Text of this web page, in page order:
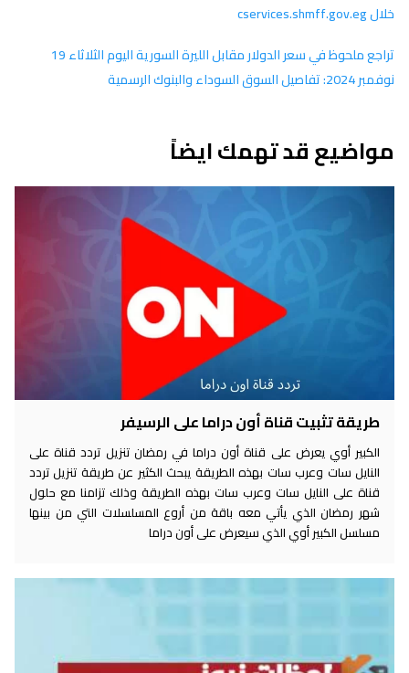
خلال cservices.shmff.gov.eg
تراجع ملحوظ في سعر الدولار مقابل الليرة السورية اليوم الثلاثاء 19
نوفمبر 2024: تفاصيل السوق السوداء والبنوك الرسمية
مواضيع قد تهمك ايضاً
طريقة تثبيت قناة أون دراما على الرسيفر
الكبير أوي يعرض على قناة أون دراما في رمضان تنزيل تردد قناة على
النايل سات وعرب سات بهذه الطريقة يبحث الكثير عن طريقة تنزيل تردد
قناة على النايل سات وعرب سات بهذه الطريقة وذلك تزامنا مع حلول
شهر رمضان الذي يأتي معه باقة من أروع المسلسلات التي من بينها
مسلسل الكبير أوي الذي سيعرض على أون دراما